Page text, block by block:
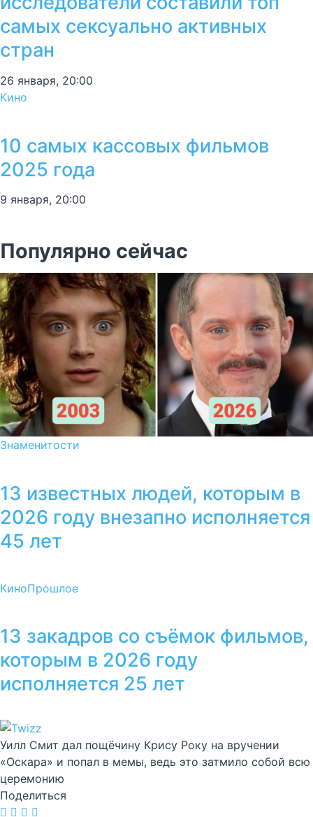
самых сексуально активных
стран
26 января, 20:00
Кино
10 самых кассовых фильмов
2025 года
9 января, 20:00
Популярно сейчас
Знаменитости
13 известных людей, которым в
2026 году внезапно исполняется
45 лет
КиноПрошлое
13 закадров со съёмок фильмов,
которым в 2026 году
исполняется 25 лет
Уилл Смит дал пощёчину Крису Року на вручении
«Оскара» и попал в мемы, ведь это затмило собой всю
церемонию
Поделиться